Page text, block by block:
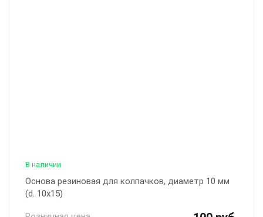
В наличии
Основа резиновая для колпачков, диаметр 10 мм
(d. 10x15)